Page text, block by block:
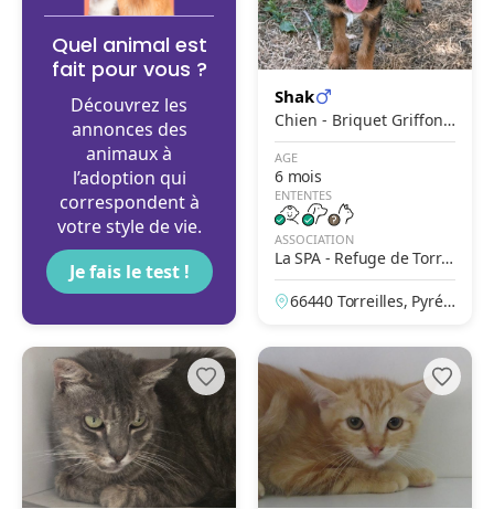
Quel animal est
fait pour vous ?
Découvrez les
annonces des
animaux à
l’adoption qui
correspondent à
votre style de vie.
Je fais le test !
Shak
Chien - Briquet Griffon
Vendéen
AGE
6 mois
ENTENTES
ASSOCIATION
La SPA - Refuge de Torrei
lles – Le Jardin de La Pad
rine66440 Torreilles, Pyrén